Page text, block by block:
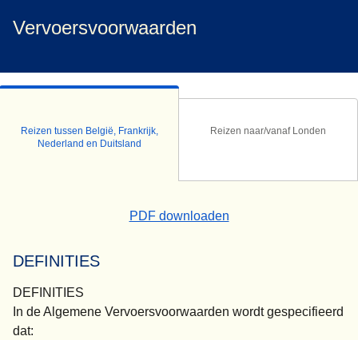
Vervoersvoorwaarden
Reizen tussen België, Frankrijk,
Nederland en Duitsland
Reizen naar/vanaf Londen
PDF downloaden((
DEFINITIES
DEFINITIES
In de Algemene Vervoersvoorwaarden wordt gespecifieerd
dat: